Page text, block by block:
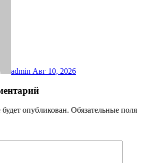
admin Авг 10, 2026
опубликован. Обязательные поля